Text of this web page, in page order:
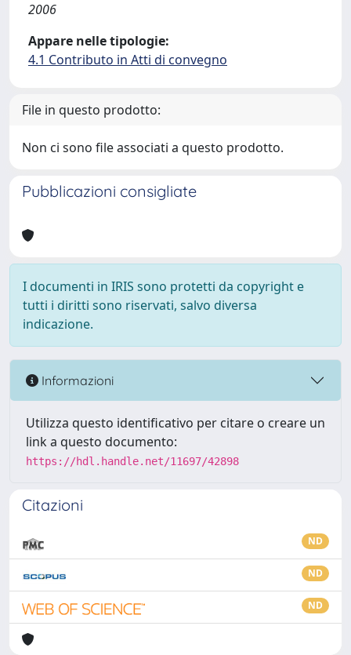
2006
Appare nelle tipologie:
4.1 Contributo in Atti di convegno
File in questo prodotto:
Non ci sono file associati a questo prodotto.
Pubblicazioni consigliate
I documenti in IRIS sono protetti da copyright e
tutti i diritti sono riservati, salvo diversa
indicazione.
Informazioni
Utilizza questo identificativo per citare o creare un
link a questo documento:
https://hdl.handle.net/11697/42898
Citazioni
ND
ND
ND